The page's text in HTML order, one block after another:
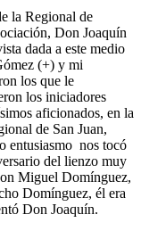
la Regional de
Don Joaquín
dada a este medio
(+) y mi
los que le
los iniciadores
aficionados, en la
de San Juan,
entusiasmo nos tocó
del lienzo muy
Miguel Domínguez,
Domínguez, él era
Don Joaquín.